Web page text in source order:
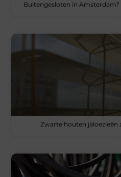
Buitengesloten in
Zwarte houten jaloezieën